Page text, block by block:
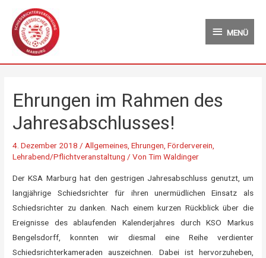
Inhalt
springen
MENÜ
Ehrungen im Rahmen des
Jahresabschlusses!
4. Dezember 2018/Allgemeines,Ehrungen,Förderverein,
Lehrabend/Pflichtveranstaltung / VonTim Waldinger
Der KSA Marburg hat den gestrigen Jahresabschluss genutzt, um
langjährige Schiedsrichter für ihren unermüdlichen Einsatz als
Schiedsrichter zu danken. Nach einem kurzen Rückblick über die
Ereignisse des ablaufenden Kalenderjahres durch KSO Markus
Bengelsdorff, konnten wir diesmal eine Reihe verdienter
Schiedsrichterkameraden auszeichnen. Dabei ist hervorzuheben,